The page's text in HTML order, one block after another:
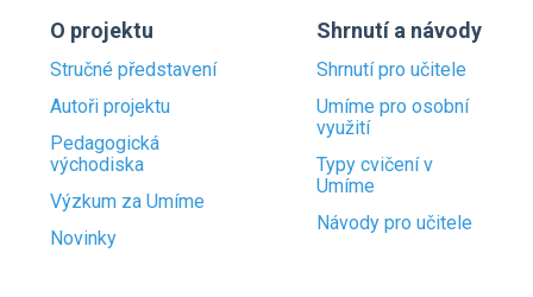
O projektu
Stručné představení
Autoři projektu
Pedagogická
východiska
Výzkum za Umíme
Novinky
Shrnutí a návody
Shrnutí pro učitele
Umíme pro osobní
využití
Typy cvičení v
Umíme
Návody pro učitele